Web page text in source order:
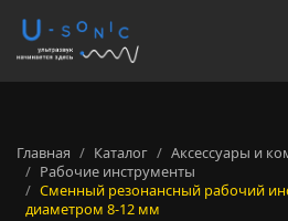
Главная Каталог
Аксессуары и
Рабочие инструменты
Сменный резонансный рабочий
диаметром 8-12 мм